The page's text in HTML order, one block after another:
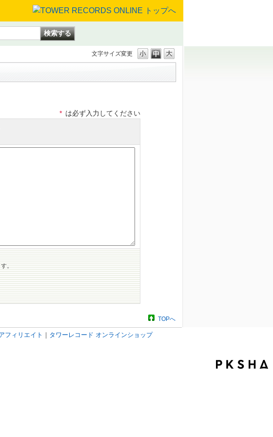
文字サイズ変更
* は必ず入力してください
す。
TOPへ
フィリエイト ｜ タワーレコード オンラインショップ